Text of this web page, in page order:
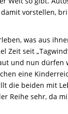
vorstellen,
was aus
Zeit seit
und nun dürfen
eine
die beiden mit
Reihe sehr, da